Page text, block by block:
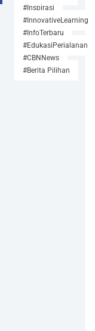
#Inspirasi
#InnovativeLearning
#InfoTerbaru
#EdukasiPerjalanan
#CBNNews
#Berita Pilihan